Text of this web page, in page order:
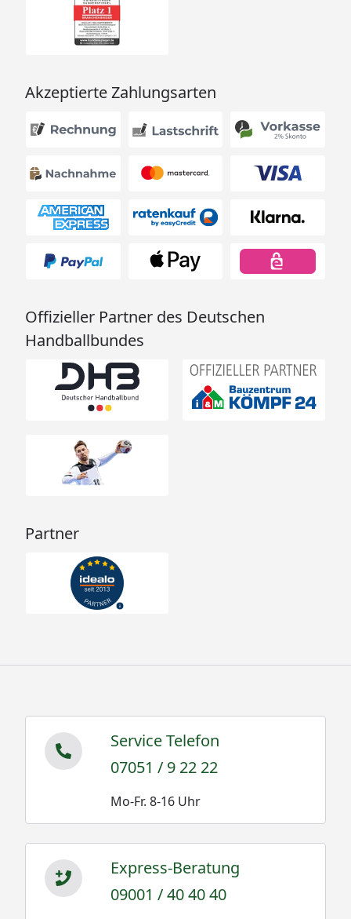
Akzeptierte Zahlungsarten
Offizieller Partner des Deutschen
Handballbundes
Partner
Service Telefon
07051 / 9 22 22
Mo-Fr. 8-16 Uhr
Express-Beratung
09001 / 40 40 40